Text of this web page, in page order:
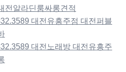
전알라딘룸싸롱견적
대전유흥주점 대전퍼블
대전노래방 대전유흥주